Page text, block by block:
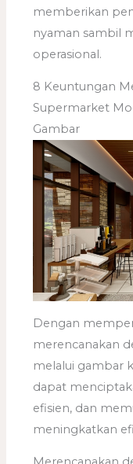
memberikan
nyaman sambil
operasional.
8 Keuntungan
Supermarket
Gambar
Dengan
merencanakan
melalui gambar
dapat
efisien, dan
meningkatkan